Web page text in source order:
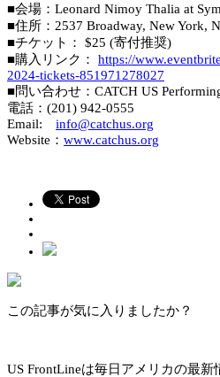
■会場：Leonard Nimoy Thalia at
■住所：2537 Broadway, New York,
■チケット： $25 (寄付推奨)
■購入リンク： https://
2024-tickets-851971278027
■問い合わせ：CATCH US
電話：(201) 942-0555
Email: info@catchus.org
Website： www.catchus.org
この記事が気に入りましたか？
US FrontLineは毎日アメリカの最